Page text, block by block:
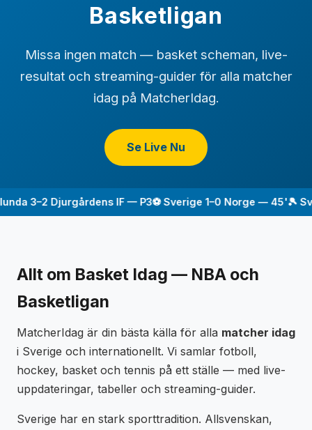
Basketligan
Missa ingen match — basket scheman, live-
resultat och streaming-guider för alla matcher
idag på MatcherIdag.
Se Live Nu
3–2 Djurgårdens IF — P3 ⚽ Sverige 1–0 Norge — 45'🎾
Allt om Basket Idag — NBA och
Basketligan
MatcherIdag är din bästa källa för alla matcher idag
i Sverige och internationellt. Vi samlar fotboll,
hockey, basket och tennis på ett ställe — med live-
uppdateringar, tabeller och streaming-guider.
Sverige har en stark sporttradition. Allsvenskan,